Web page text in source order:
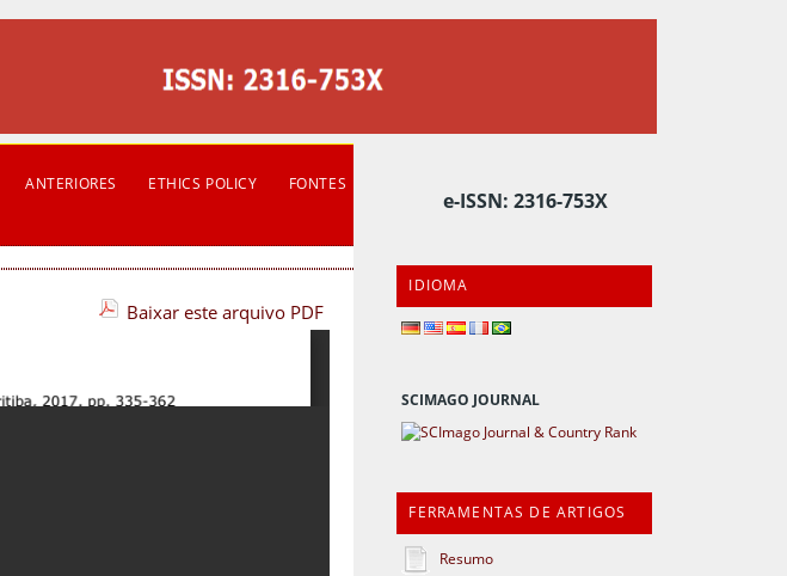
e-ISSN: 2316-753X
IDIOMA
SCIMAGO JOURNAL
FERRAMENTAS DE ARTIGOS
Resumo
ANTERIORES ETHICS POLICY
FONTES
Baixar este arquivo PDF